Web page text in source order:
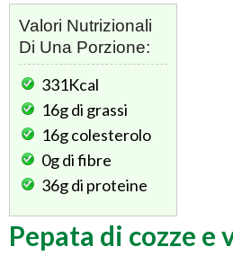
Valori Nutrizionali
Di Una Porzione:
331Kcal
16gdi grassi
16gcolesterolo
0gdi fibre
36gdi proteine
Pepata di cozze e